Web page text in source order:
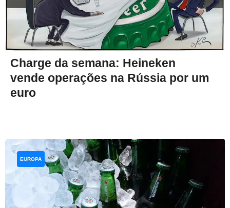
Charge da semana: Heineken
vende operações na Rússia por um
euro
EUROPA